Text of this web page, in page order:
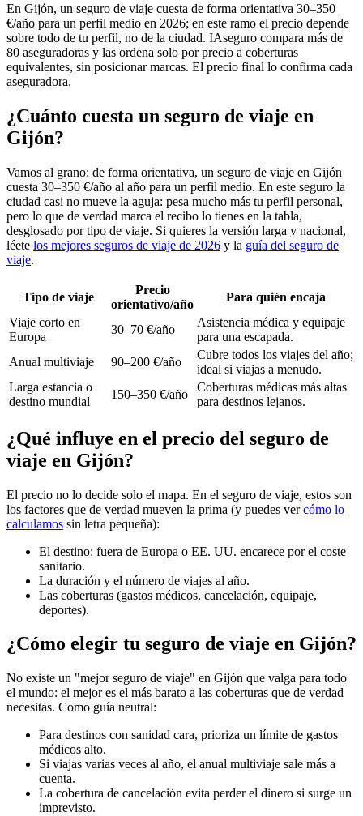
En Gijón, un seguro de viaje cuesta de forma orientativa 30–350
€/año para un perfil medio en 2026; en este ramo el precio depende
sobre todo de tu perfil, no de la ciudad. IAseguro compara más de
80 aseguradoras y las ordena solo por precio a coberturas
equivalentes, sin posicionar marcas. El precio final lo confirma cada
aseguradora.
¿Cuánto cuesta un seguro de viaje en
Gijón?
Vamos al grano: de forma orientativa, un seguro de viaje en Gijón
cuesta 30–350 €/año al año para un perfil medio. En este seguro la
ciudad casi no mueve la aguja: pesa mucho más tu perfil personal,
pero lo que de verdad marca el recibo lo tienes en la tabla,
desglosado por tipo de viaje. Si quieres la versión larga y nacional,
léete los mejores seguros de viaje de 2026 y la guía del seguro de
viaje.
Tipo de viaje
Precio
orientativo/año
Para quién encaja
Viaje corto en
Europa
30–70 €/año
Asistencia médica y equipaje
para una escapada.
Anual multiviaje
90–200 €/año
Cubre todos los viajes del año;
ideal si viajas a menudo.
Larga estancia o
destino mundial
150–350 €/año
Coberturas médicas más altas
para destinos lejanos.
¿Qué influye en el precio del seguro de
viaje en Gijón?
El precio no lo decide solo el mapa. En el seguro de viaje, estos son
los factores que de verdad mueven la prima (y puedes vercómo lo
calculamos sin letra pequeña):
El destino: fuera de Europa o EE. UU. encarece por el coste
sanitario.
La duración y el número de viajes al año.
Las coberturas (gastos médicos, cancelación, equipaje,
deportes).
¿Cómo elegir tu seguro de viaje en Gijón?
No existe un "mejor seguro de viaje" en Gijón que valga para todo
el mundo: el mejor es el más barato a las coberturas que de verdad
necesitas. Como guía neutral:
Para destinos con sanidad cara, prioriza un límite de gastos
médicos alto.
Si viajas varias veces al año, el anual multiviaje sale más a
cuenta.
La cobertura de cancelación evita perder el dinero si surge un
imprevisto.